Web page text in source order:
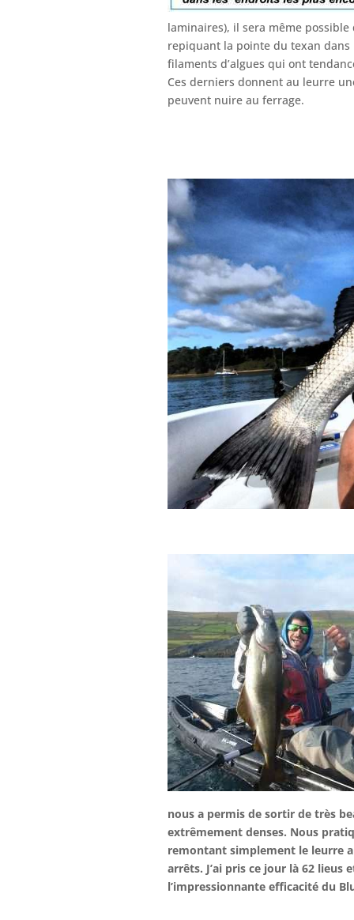
laminaires), il sera même possible
repiquant la pointe du texan
filaments d’algues qui ont
Ces derniers donnent au leurre
peuvent nuire au ferrage.
nous a permis de sortir de très
extrêmement denses. Nous
remontant simplement le leurre
arrêts. J’ai pris ce jour là 62 lieus
l’impressionnante efficacité du